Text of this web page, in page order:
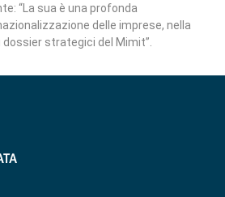
“La sua è una profonda
delle imprese, nella
dossier strategici del Mimit”.